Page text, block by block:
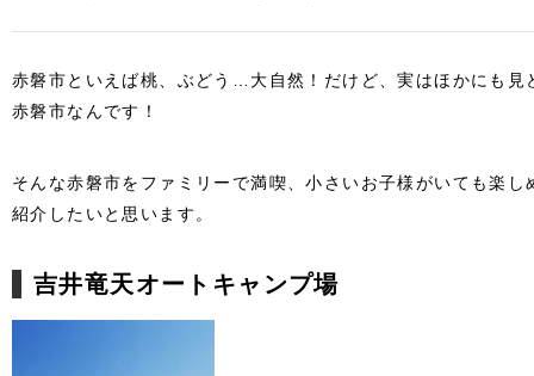
赤磐市といえば桃、ぶどう…大自然！だけど、実はほかにも見
赤磐市なんです！
そんな赤磐市をファミリーで満喫、小さいお子様がいても楽
紹介したいと思います。
吉井竜天オートキャンプ場